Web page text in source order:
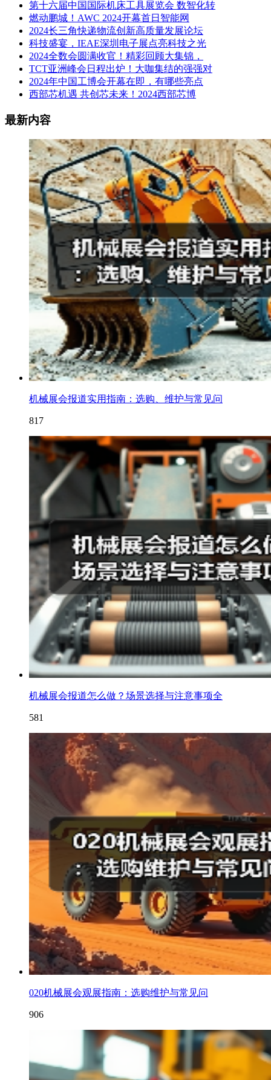
第十六届中国国际机床工具展览会 数智化转
燃动鹏城！AWC 2024开幕首日智能网
2024长三角快递物流创新高质量发展论坛
科技盛宴，IEAE深圳电子展点亮科技之光
2024全数会圆满收官！精彩回顾大集锦，
TCT亚洲峰会日程出炉！大咖集结的强强对
2024年中国工博会开幕在即，有哪些亮点
西部芯机遇 共创芯未来！2024西部芯博
最新内容
机械展会报道实用指南：选购、维护与常见问
817
机械展会报道怎么做？场景选择与注意事项全
581
020机械展会观展指南：选购维护与常见问
906